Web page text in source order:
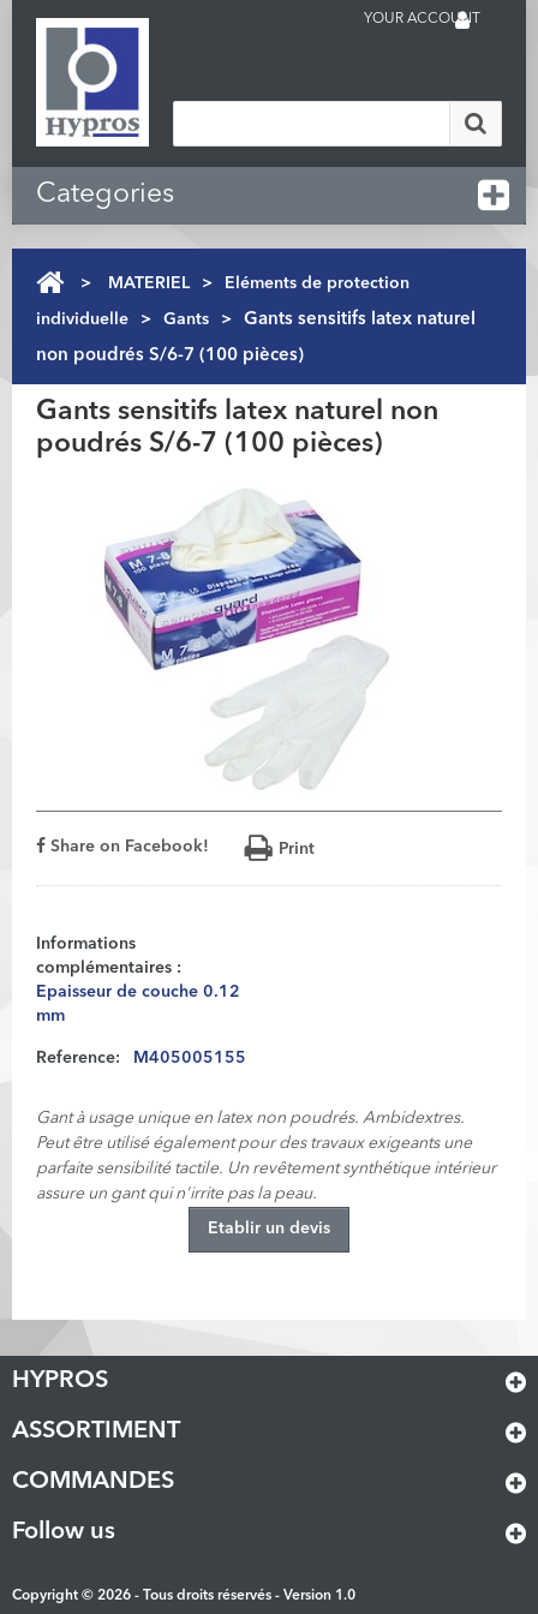
YOUR ACCOUNT
Categories
> MATERIEL > Eléments de protection
individuelle > Gants >
Gants sensitifs latex naturel
non poudrés S/6-7 (100 pièces)
Gants sensitifs latex naturel non
poudrés S/6-7 (100 pièces)
Share on Facebook! Print
Informations
complémentaires :
Epaisseur de couche 0.12
mm
Reference: M405005155
Gant à usage unique en latex non poudrés. Ambidextres.
Peut être utilisé également pour des travaux exigeants une
parfaite sensibilité tactile. Un revêtement synthétique intérieur
assure un gant qui n'irrite pas la peau.
Etablir un devis
HYPROS
Copyright © 2026 - Tous droits réservés - Version 1.0
ASSORTIMENT
COMMANDES
Follow us